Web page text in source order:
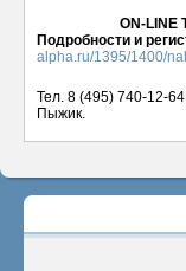
ON-
Подробности и
alpha.ru/1395/1400/
Тел. 8 (495) 740-12-
Пыжик.